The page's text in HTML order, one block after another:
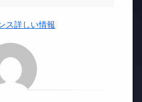
ス詳しい情報